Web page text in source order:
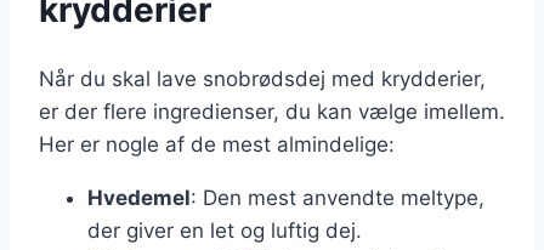
krydderier
Når du skal lave snobrødsdej med krydderier,
er der flere ingredienser, du kan vælge imellem.
Her er nogle af de mest almindelige:
Hvedemel: Den mest anvendte meltype,
der giver en let og luftig dej.